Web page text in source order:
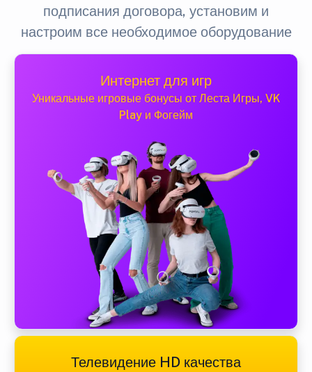
подписания договора, установим и
настроим все необходимое оборудование
Интернет для игр
Уникальные игровые бонусы от Леста Игры, VK
Play и Фогейм
Телевидение HD качества